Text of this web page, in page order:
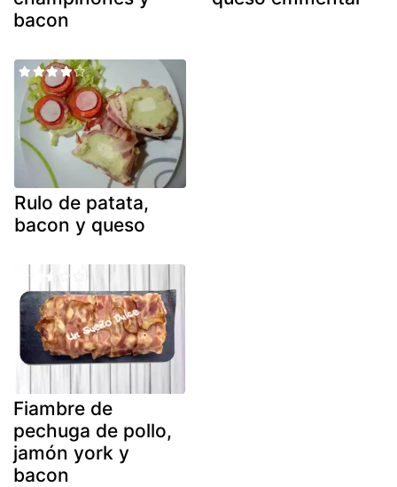
bacon
Rulo de patata,
bacon y queso
Fiambre de
pechuga de pollo,
jamón york y
bacon